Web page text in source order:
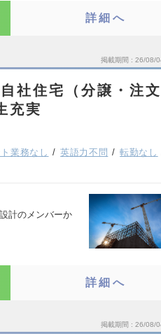
詳細へ
掲載期間 26/08/
社住宅（分譲・注文
充実
業務なし 英語力不問 転勤なし
計のメンバーか
詳細へ
掲載期間 26/08/